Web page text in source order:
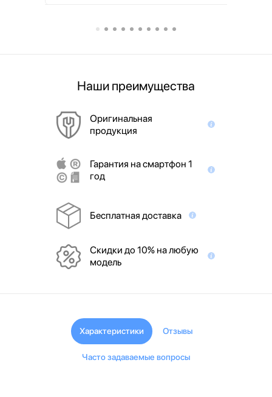
Наши преимущества
Оригинальная
продукция
Гарантия на смартфон 1
год
Бесплатная доставка
Скидки до 10% на любую
модель
Характеристики Отзывы
Часто задаваемые вопросы